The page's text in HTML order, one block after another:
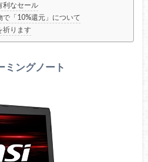
利なセール
「10%還元」について
祈ります
ミングノート